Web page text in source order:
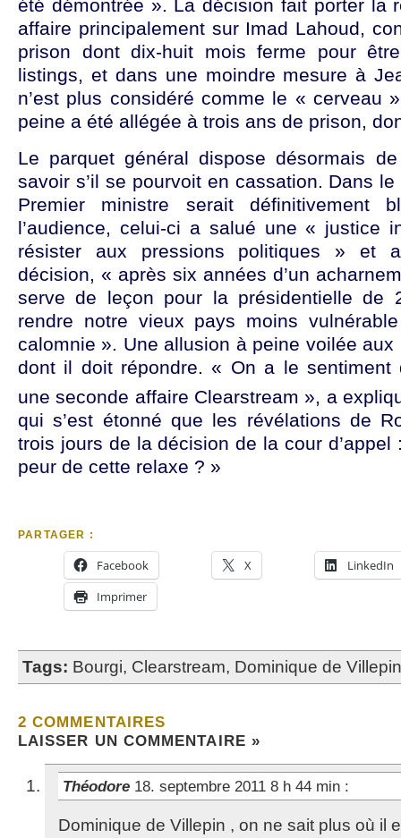
été démontrée ». La décision fait porter la
affaire principalement sur Imad Lahoud,
prison dont dix-huit mois ferme pour
listings, et dans une moindre mesure à
n’est plus considéré comme le « cerveau
peine a été allégée à trois ans de prison,
Le parquet général dispose désormais
savoir s’il se pourvoit en cassation. Dans le
Premier ministre serait définitivement
l’audience, celui-ci a salué une « justice
résister aux pressions politiques » et
décision, « après six années d’un
serve de leçon pour la présidentielle de
rendre notre vieux pays moins
calomnie ». Une allusion à peine voilée
dont il doit répondre. « On a le sentiment
une seconde affaire Clearstream », a
qui s’est étonné que les révélations de
trois jours de la décision de la cour d’appel
peur de cette relaxe ? »
PARTAGER :
Facebook X
LinkedIn
Imprimer
Tags: Bourgi, Clearstream, Dominique de Villepin
2 COMMENTAIRES
LAISSER UN COMMENTAIRE »
Théodore 18. septembre 2011 8 h 44 min :
Dominique de Villepin , on ne sait plus où il